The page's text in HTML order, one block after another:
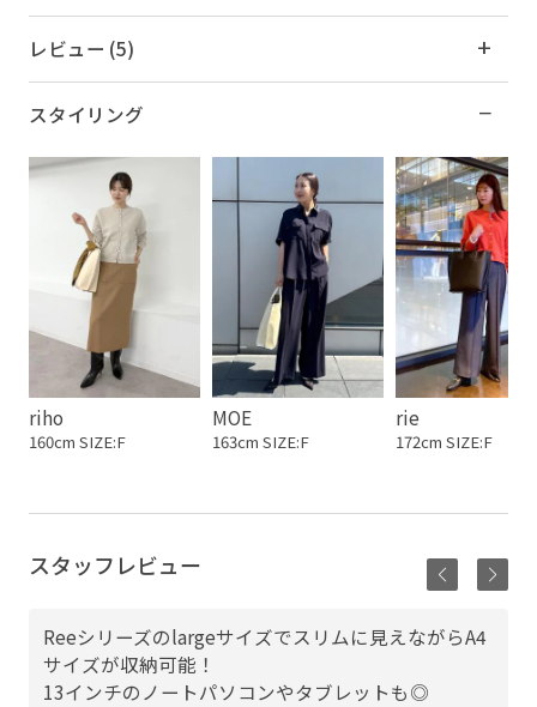
レビュー (5)
スタイリング
riho
160cm SIZE:F
MOE
163cm SIZE:F
rie
172cm SIZE:F
スタッフレビュー
Reeシリーズのlargeサイズでスリムに見えながらA4
サイズが収納可能！
13インチのノートパソコンやタブレットも◎